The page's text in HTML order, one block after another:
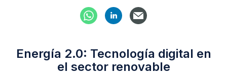
Energía 2.0: Tecnología digital en
el sector renovable